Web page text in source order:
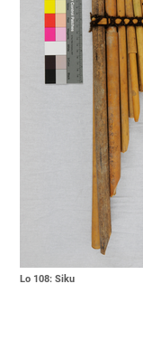
Lo 108: Siku